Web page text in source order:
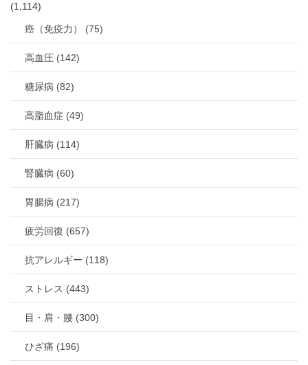
(1,114)
癌（免疫力） (75)
高血圧 (142)
糖尿病 (82)
高脂血症 (49)
肝臓病 (114)
腎臓病 (60)
胃腸病 (217)
疲労回復 (657)
抗アレルギー (118)
ストレス (443)
目・肩・腰 (300)
ひざ痛 (196)